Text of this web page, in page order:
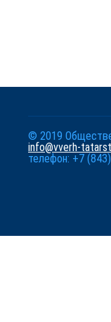
© 2019
info@vverh-
телефон: +7